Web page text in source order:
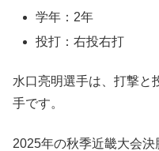
学年：2年
投打：右投右打
水口亮明選手は、打撃と
手です。
2025年の秋季近畿大会